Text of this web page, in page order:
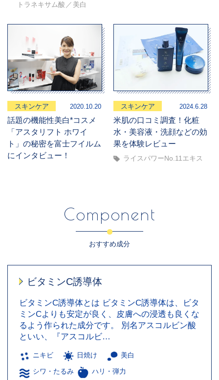
トラネキサム酸
美白
スキンケア 2020.10.20
話題の機能性美白*コスメ
「アスタリフト ホワイ
ト」の秘密を富士フイルム
にインタビュー！
スキンケア 2024.6.28
米肌の口コミ調査！化粧
水・美容液・洗顔などの効
果を体験レビュー
ライスパワーNo.11エキス
Component
おすすめ成分
ビタミンC誘導体
ビタミンC誘導体とは ビタミンC誘導体は、ビタ
ミンCよりも安定が良く、皮膚への浸透も良くな
るよう作られた成分です。 別名アスコルビン酸
といい、『アスコルビ…
ニキビ 日焼け 美白
シワ・たるみ ハリ・弾力